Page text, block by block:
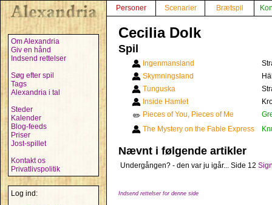
Om Alexandria
Giv en hånd
Indsend rettelser
Søg efter spil
Tags
Alexandria i tal
Steder
Kalender
Blog-feeds
Priser
Jost-spillet
Kontakt os
Privatlivspolitik
Log ind:
Personer Scenarier Brætspil
Cecilia Dolk
Spil
Ingenmansland
Skymningsland
Tunguska
Inside Hamlet
✏️ Pieces of You, Pieces of Me
The Mystery on the Fable Express
Nævnt i følgende artikler
Undergången? - den var ju igår... Side 12
Indsend rettelser for denne side